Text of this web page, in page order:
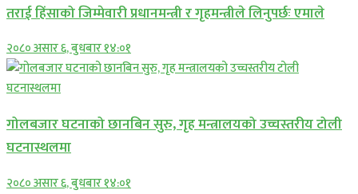
तराई हिंसाको जिम्मेवारी प्रधानमन्त्री र गृहमन्त्रीले लिनुपर्छः एमाले
२०८० असार ६, बुधबार १४:०१
गोलबजार घटनाको छानबिन सुरु, गृह मन्त्रालयको उच्चस्तरीय टोली
घटनास्थलमा
२०८० असार ६, बुधबार १४:०१